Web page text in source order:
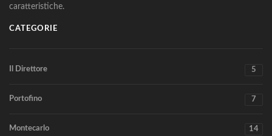
caratteristiche.
CATEGORIE
Il Direttore 5
Portofino 7
Montecarlo 14